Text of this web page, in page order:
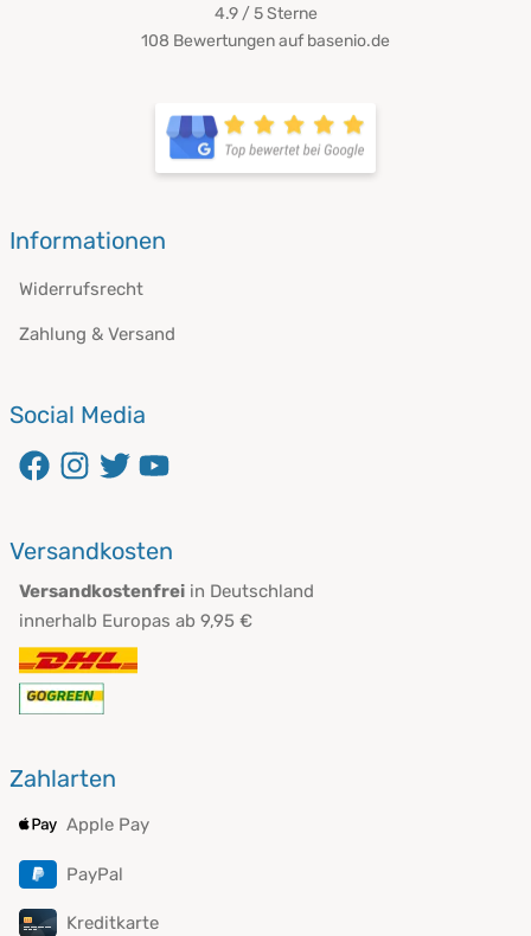
4.9 / 5Sterne
108 Bewertungen auf basenio.de
öffnet in neuem Fenster
Informationen
Widerrufsrecht
Zahlung & Versand
Social Media
öffnet in neuem Fenster
öffnet in neuem Fenster
öffnet in neuem Fenster
Versandkosten
Versandkostenfrei in Deutschland
innerhalb Europas ab 9,95 €
Zahlarten
Apple Pay
PayPal
Kreditkarte